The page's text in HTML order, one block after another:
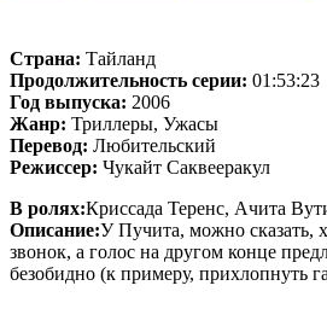
Страна: Тайланд
Продолжительность серии: 01:53:23
Год выпуска: 2006
Жанр: Триллеры, Ужасы
Перевод: Любительский
Режиссер: Чукайт Саквееракул
В ролях:Криссада Теренс, Ачита
Описание:У Пучита, можно сказать,
звонок, а голос на другом конце
безобидно (к примеру, прихлопнуть